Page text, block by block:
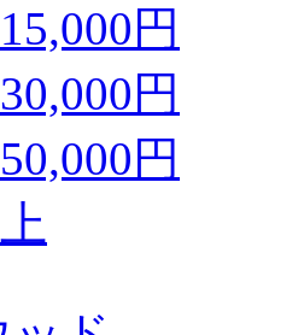
円
円
円